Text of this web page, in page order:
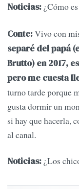
Noticias: ¿Cómo
Conte:Vivo con
separé del papá
Brutto) en 2017,
pero me cuesta
turno tarde porque
gusta dormir un
si hay que hacerla,
al canal.
Noticias: ¿Los